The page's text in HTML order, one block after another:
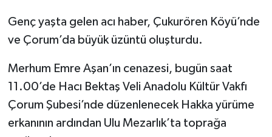
Genç yaşta gelen acı haber, Çukurören Köyü’nde
ve Çorum’da büyük üzüntü oluşturdu.
Merhum Emre Aşan’ın cenazesi, bugün saat
11.00’de Hacı Bektaş Veli Anadolu Kültür Vakfı
Çorum Şubesi’nde düzenlenecek Hakka yürüme
erkanının ardından Ulu Mezarlık’ta toprağa